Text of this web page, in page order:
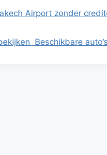
Airport zonder
Beschikbare